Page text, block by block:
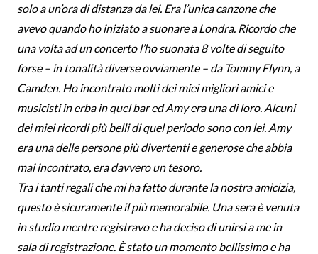
solo a un’ora di distanza da lei. Era l’unica canzone che
avevo quando ho iniziato a suonare a Londra. Ricordo che
una volta ad un concerto l’ho suonata 8 volte di seguito
forse – in tonalità diverse ovviamente – da Tommy Flynn, a
Camden. Ho incontrato molti dei miei migliori amici e
musicisti in erba in quel bar ed Amy era una di loro. Alcuni
dei miei ricordi più belli di quel periodo sono con lei. Amy
era una delle persone più divertenti e generose che abbia
mai incontrato, era davvero un tesoro.
Tra i tanti regali che mi ha fatto durante la nostra amicizia,
questo è sicuramente il più memorabile. Una sera è venuta
in studio mentre registravo e ha deciso di unirsi a me in
sala di registrazione. È stato un momento bellissimo e ha